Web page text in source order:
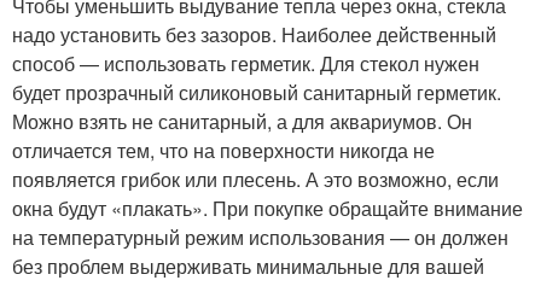
надо установить без зазоров. Наиболее действенный
способ — использовать герметик. Для стекол нужен
будет прозрачный силиконовый санитарный герметик.
Можно взять не санитарный, а для аквариумов. Он
отличается тем, что на поверхности никогда не
появляется грибок или плесень. А это возможно, если
окна будут «плакать». При покупке обращайте внимание
на температурный режим использования — он должен
без проблем выдерживать минимальные для вашей